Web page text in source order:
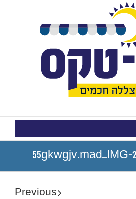
55gkwgjv.mad_IMG-
Previous